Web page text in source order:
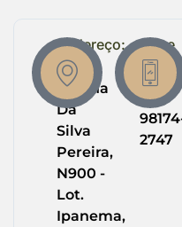
Endereço:
R.
Helena
Da
Silva
Pereira,
N900 -
Lot.
Ipanema,
Entre
em
(64)
2747